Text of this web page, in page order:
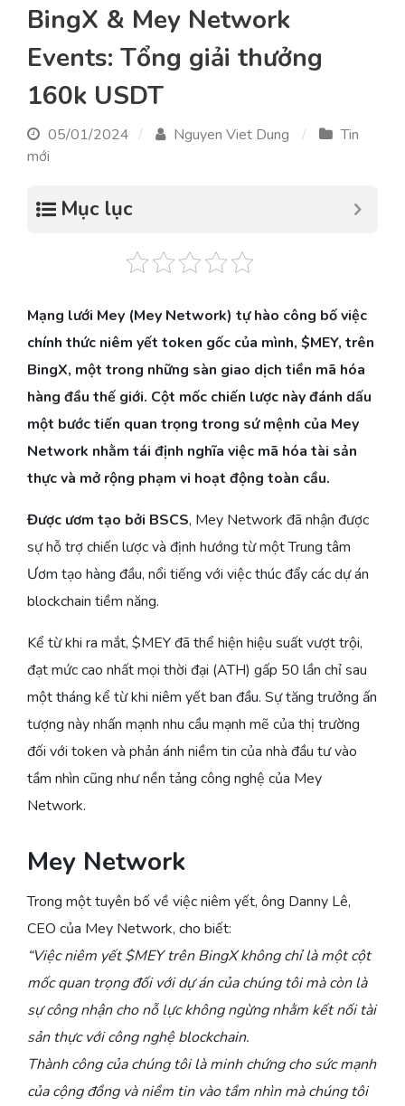
BingX & Mey Network
Events: Tổng giải thưởng
160k USDT
05/01/2024 Nguyen Viet Dung
Tin
mới
Mục lục
Mạng lưới Mey (Mey Network) tự hào công bố việc
chính thức niêm yết token gốc của mình, $MEY, trên
BingX, một trong những sàn giao dịch tiền mã hóa
hàng đầu thế giới. Cột mốc chiến lược này đánh dấu
một bước tiến quan trọng trong sứ mệnh của Mey
Network nhằm tái định nghĩa việc mã hóa tài sản
thực và mở rộng phạm vi hoạt động toàn cầu.
Được ươm tạo bởi BSCS, Mey Network đã nhận được
sự hỗ trợ chiến lược và định hướng từ một Trung tâm
Ươm tạo hàng đầu, nổi tiếng với việc thúc đẩy các dự án
blockchain tiềm năng.
Kể từ khi ra mắt, $MEY đã thể hiện hiệu suất vượt trội,
đạt mức cao nhất mọi thời đại (ATH) gấp 50 lần chỉ sau
một tháng kể từ khi niêm yết ban đầu. Sự tăng trưởng ấn
tượng này nhấn mạnh nhu cầu mạnh mẽ của thị trường
đối với token và phản ánh niềm tin của nhà đầu tư vào
tầm nhìn cũng như nền tảng công nghệ của Mey
Network.
Mey Network
Trong một tuyên bố về việc niêm yết, ông Danny Lê,
CEO của Mey Network, cho biết:
“Việc niêm yết $MEY trên BingX không chỉ là một cột
mốc quan trọng đối với dự án của chúng tôi mà còn là
sự công nhận cho nỗ lực không ngừng nhằm kết nối tài
sản thực với công nghệ blockchain.
Thành công của chúng tôi là minh chứng cho sức mạnh
của cộng đồng và niềm tin vào tầm nhìn mà chúng tôi